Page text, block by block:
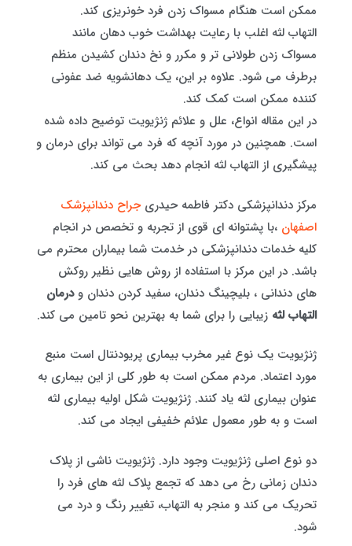
ممکن است هنگام مسواک زدن فرد خونریزی کند.
التهاب لثه اغلب با رعایت بهداشت خوب دهان مانند
مسواک زدن طولانی تر و مکرر و نخ دندان کشیدن منظم
برطرف می شود. علاوه بر این، یک دهانشویه ضد عفونی
کننده ممکن است کمک کند.
در این مقاله انواع، علل و علائم ژنژیویت توضیح داده شده
است. همچنین در مورد آنچه که فرد می تواند برای درمان و
پیشگیری از التهاب لثه انجام دهد بحث می کند.
مرکز دندانپزشکی دکتر فاطمه حیدریجراح دندانپزشک
اصفهان ،با پشتوانه ای قوی از تجربه و تخصص در انجام
کلیه خدمات دندانپزشکی در خدمت شما بیماران محترم می
باشد. در این مرکز با استفاده از روش هایی نظیر روکش
های دندانی ، بلیچینگ دندان، سفید کردن دندان ودرمان
التهاب لثه زیبایی را برای شما به بهترین نحو تامین می کند.
ژنژیویت یک نوع غیر مخرب بیماری پریودنتال است منبع
مورد اعتماد. مردم ممکن است به طور کلی از این بیماری به
عنوان بیماری لثه یاد کنند. ژنژیویت شکل اولیه بیماری لثه
است و به طور معمول علائم خفیفی ایجاد می کند.
دو نوع اصلی ژنژیویت وجود دارد. ژنژیویت ناشی از پلاک
دندان زمانی رخ می دهد که تجمع پلاک لثه های فرد را
تحریک می کند و منجر به التهاب، تغییر رنگ و درد می
شود.